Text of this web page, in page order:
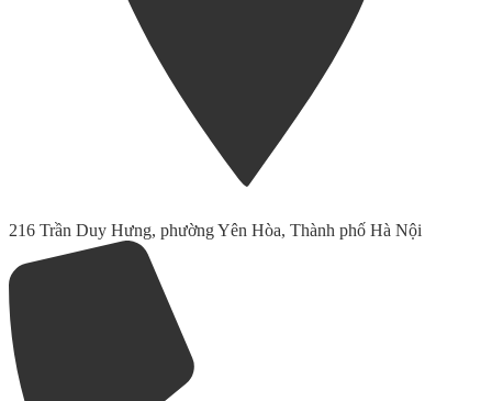
216 Trần Duy Hưng, phường Yên Hòa, Thành phố Hà Nội